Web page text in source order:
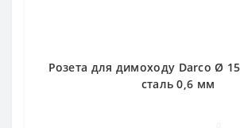
Розета для димоходу Darco Ø
сталь 0,6 мм